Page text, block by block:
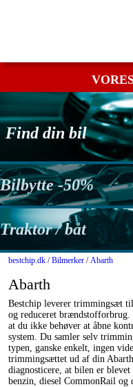
Find din bil
Bilbytte -50%
Traktor / båt
bestchip.dk /Bilmerker /Abarth
Abarth
Bestchip leverer trimmingsæt
og reduceret
at du ikke behøver at åbne
system. Du samler selv
typen, ganske enkelt, ingen
trimmingsættet ud af din
diagnosticere, at bilen er
benzin, diesel CommonRail og